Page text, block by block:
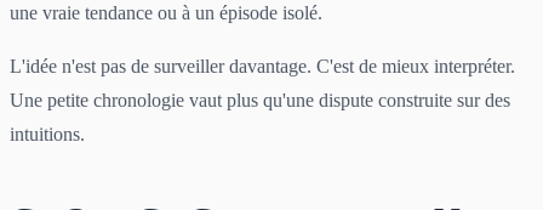
une vraie tendance ou à un épisode isolé.
L'idée n'est pas de surveiller davantage. C'est de mieux interpréter.
Une petite chronologie vaut plus qu'une dispute construite sur des
intuitions.